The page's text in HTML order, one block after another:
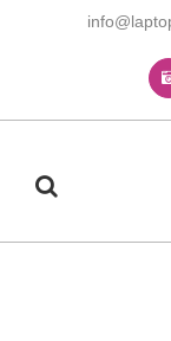
Instagram